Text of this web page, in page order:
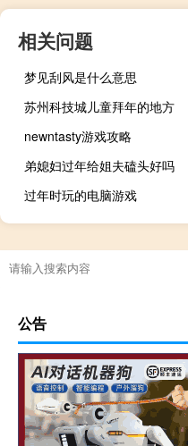
相关问题
梦见刮风是什么意思
苏州科技城儿童拜年的地方
newntasty游戏攻略
弟媳妇过年给姐夫磕头好吗
过年时玩的电脑游戏
公告